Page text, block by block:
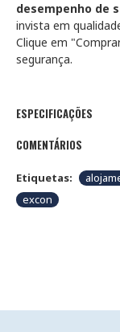
desempenho de
invista em
Clique em
segurança.
ESPECIFICAÇÕES
COMENTÁRIOS
Etiquetas:
excon